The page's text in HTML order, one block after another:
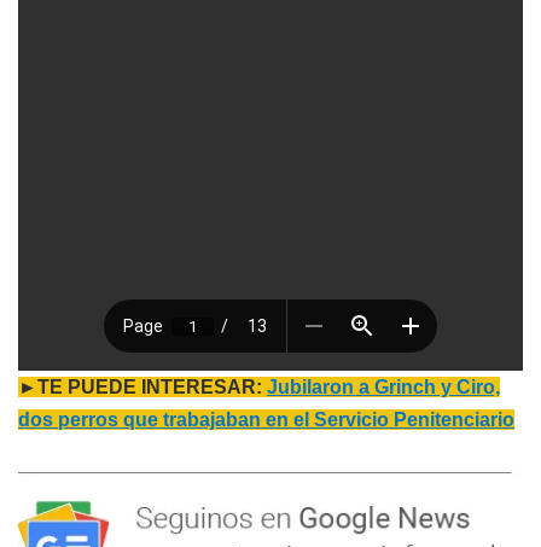
►TE PUEDE INTERESAR: Jubilaron a Grinch y Ciro,
dos perros que trabajaban en el Servicio Penitenciario